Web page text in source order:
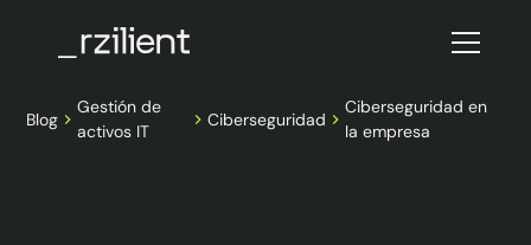
Blog
Gestión de
activos IT
Ciberseguridad
Ciberseguridad en
la empresa